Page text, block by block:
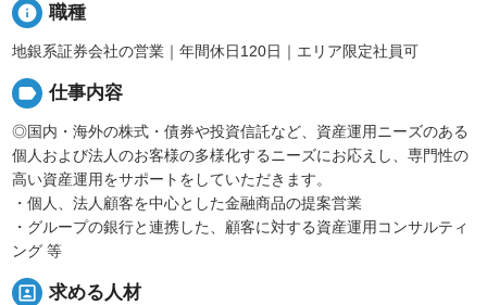
info 職種
地銀系証券会社の営業｜年間休日120日｜エリア限定社員可
label 仕事内容
◎国内・海外の株式・債券や投資信託など、資産運用ニーズのある
個人および法人のお客様の多様化するニーズにお応えし、専門性の
高い資産運用をサポートをしていただきます。
・個人、法人顧客を中心とした金融商品の提案営業
・グループの銀行と連携した、顧客に対する資産運用コンサルティ
ング 等
portrait 求める人材